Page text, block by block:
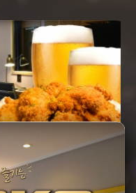
구미
PKG